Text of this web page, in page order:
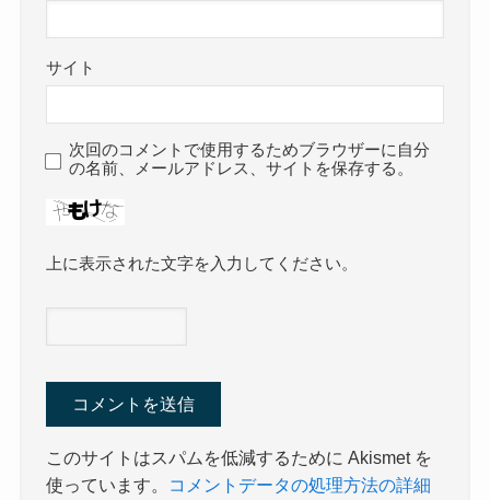
サイト
次回のコメントで使用するためブラウザーに自分
の名前、メールアドレス、サイトを保存する。
上に表示された文字を入力してください。
このサイトはスパムを低減するために Akismet を
使っています。
コメントデータの処理方法の詳細